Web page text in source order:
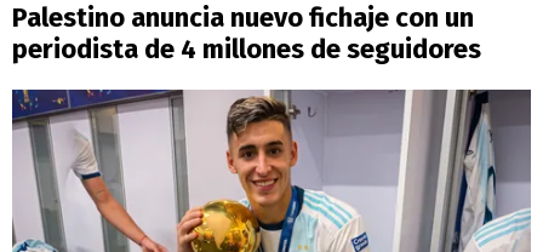
Palestino anuncia nuevo fichaje con un
periodista de 4 millones de seguidores